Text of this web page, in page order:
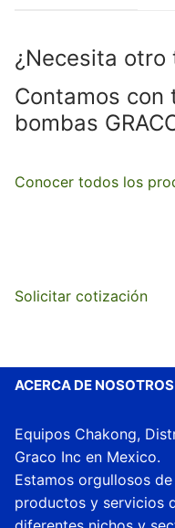
¿Necesita otro
Contamos con
bombas
Conocer todos los
Solicitar cotización
ACERCA DE NOSOTROS
Equipos Chakong,
Graco Inc en Mexico.
Estamos orgullosos
productos y servicios